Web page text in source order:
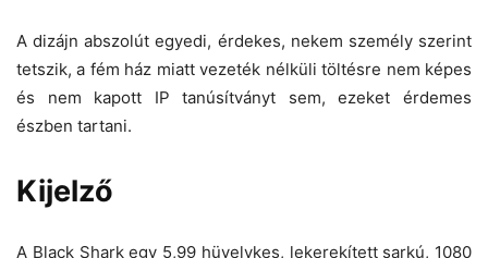
A dizájn abszolút egyedi, érdekes, nekem személy szerint
tetszik, a fém ház miatt vezeték nélküli töltésre nem képes
és nem kapott IP tanúsítványt sem, ezeket érdemes
észben tartani.
Kijelző
A Black Shark egy 5,99 hüvelykes, lekerekített sarkú, 1080